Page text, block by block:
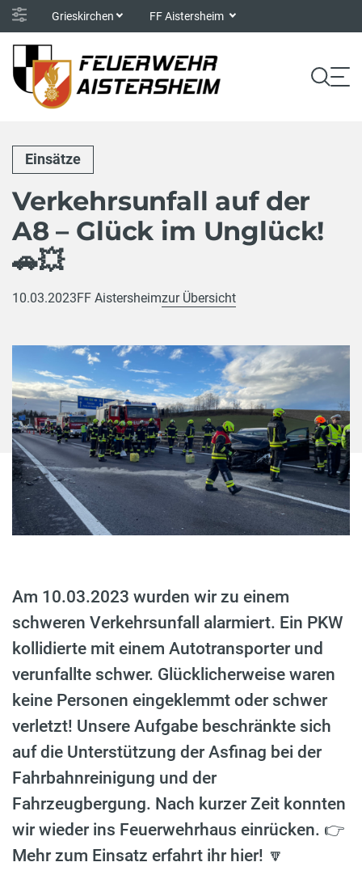
Grieskirchen FF Aistersheim
Einsätze
Verkehrsunfall auf der
A8 – Glück im Unglück!
🚗💥
10.03.2023FF Aistersheimzur Übersicht
Am 10.03.2023 wurden wir zu einem
schweren Verkehrsunfall alarmiert. Ein PKW
kollidierte mit einem Autotransporter und
verunfallte schwer. Glücklicherweise waren
keine Personen eingeklemmt oder schwer
verletzt! Unsere Aufgabe beschränkte sich
auf die Unterstützung der Asfinag bei der
Fahrbahnreinigung und der
Fahrzeugbergung. Nach kurzer Zeit konnten
wir wieder ins Feuerwehrhaus einrücken. 👉
Mehr zum Einsatz erfahrt ihr hier! 🔽